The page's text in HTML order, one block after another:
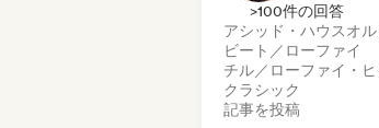
>100件の回答
アシッド・ハウスオ
ビート／ローファイ
チル／ローファイ・
クラシック
記事を投稿